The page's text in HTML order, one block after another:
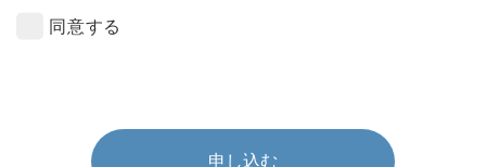
同意する
申し込む